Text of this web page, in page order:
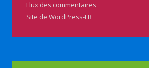
Flux des commentaires
Site de WordPress-FR